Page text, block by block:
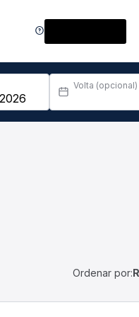
Volta (opcional)
Ordenar por: